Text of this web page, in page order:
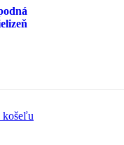
košeľu